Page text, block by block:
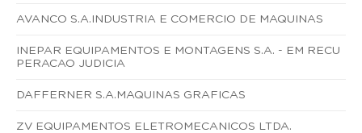
AVANCO S.A.INDUSTRIA E COMERCIO DE MAQUINAS
INEPAR EQUIPAMENTOS E MONTAGENS S.A. - EM RECU
PERACAO JUDICIA
DAFFERNER S.A.MAQUINAS GRAFICAS
ZV EQUIPAMENTOS ELETROMECANICOS LTDA.